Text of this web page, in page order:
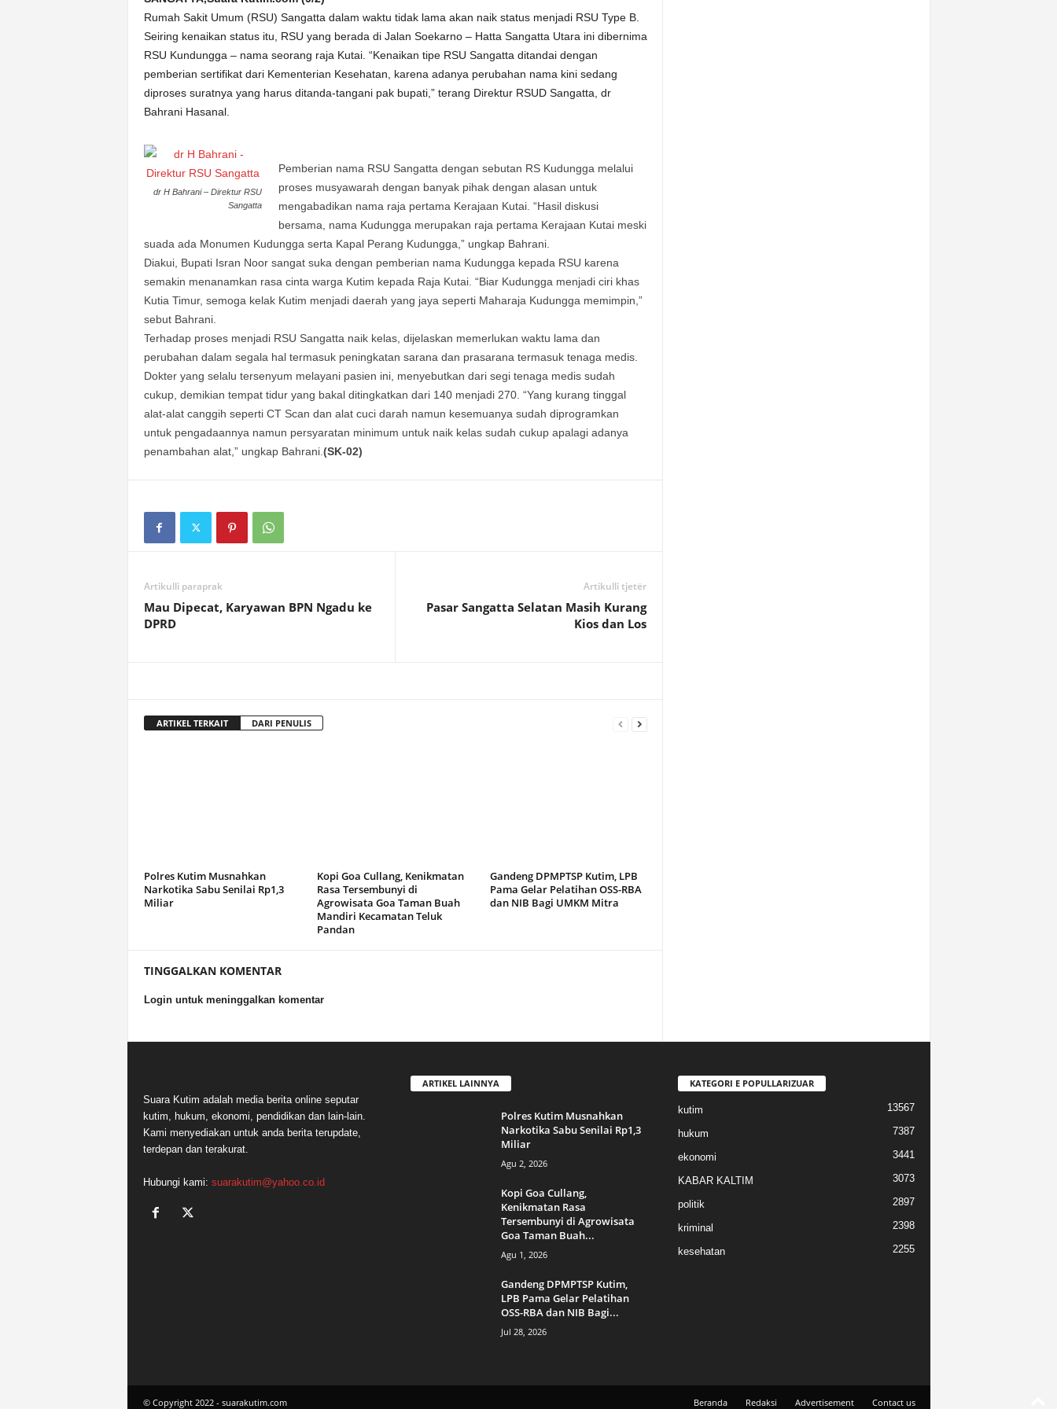
Rumah Sakit Umum (RSU) Sangatta dalam waktu tidak lama akan naik status menjadi RSU Type B.
Seiring kenaikan status itu, RSU yang berada di Jalan Soekarno – Hatta Sangatta Utara ini dibernima
RSU Kundungga – nama seorang raja Kutai. “Kenaikan tipe RSU Sangatta ditandai dengan
pemberian sertifikat dari Kementerian Kesehatan, karena adanya perubahan nama kini sedang
diproses suratnya yang harus ditanda-tangani pak bupati,” terang Direktur RSUD Sangatta, dr
Bahrani Hasanal.
dr H Bahrani – Direktur RSU
Sangatta
Pemberian nama RSU Sangatta dengan sebutan RS Kudungga melalui
proses musyawarah dengan banyak pihak dengan alasan untuk
mengabadikan nama raja pertama Kerajaan Kutai. “Hasil diskusi
bersama, nama Kudungga merupakan raja pertama Kerajaan Kutai meski
suada ada Monumen Kudungga serta Kapal Perang Kudungga,” ungkap Bahrani.
Diakui, Bupati Isran Noor sangat suka dengan pemberian nama Kudungga kepada RSU karena
semakin menanamkan rasa cinta warga Kutim kepada Raja Kutai. “Biar Kudungga menjadi ciri khas
Kutia Timur, semoga kelak Kutim menjadi daerah yang jaya seperti Maharaja Kudungga memimpin,”
sebut Bahrani.
Terhadap proses menjadi RSU Sangatta naik kelas, dijelaskan memerlukan waktu lama dan
perubahan dalam segala hal termasuk peningkatan sarana dan prasarana termasuk tenaga medis.
Dokter yang selalu tersenyum melayani pasien ini, menyebutkan dari segi tenaga medis sudah
cukup, demikian tempat tidur yang bakal ditingkatkan dari 140 menjadi 270. “Yang kurang tinggal
alat-alat canggih seperti CT Scan dan alat cuci darah namun kesemuanya sudah diprogramkan
untuk pengadaannya namun persyaratan minimum untuk naik kelas sudah cukup apalagi adanya
penambahan alat,” ungkap Bahrani. (SK-02)
Artikulli paraprak
Mau Dipecat, Karyawan BPN Ngadu ke
DPRD
Artikulli tjetër
Pasar Sangatta Selatan Masih Kurang
Kios dan Los
ARTIKEL TERKAIT DARI PENULIS
Polres Kutim Musnahkan
Narkotika Sabu Senilai Rp1,3
Miliar
Kopi Goa Cullang, Kenikmatan
Rasa Tersembunyi di
Agrowisata Goa Taman Buah
Mandiri Kecamatan Teluk
Pandan
Gandeng DPMPTSP Kutim, LPB
Pama Gelar Pelatihan OSS-RBA
dan NIB Bagi UMKM Mitra
TINGGALKAN KOMENTAR
Login untuk meninggalkan komentar
Suara Kutim adalah media berita online seputar
kutim, hukum, ekonomi, pendidikan dan lain-lain.
Kami menyediakan untuk anda berita terupdate,
terdepan dan terakurat.
Hubungi kami: suarakutim@yahoo.co.id
ARTIKEL LAINNYA
Polres Kutim Musnahkan
Narkotika Sabu Senilai Rp1,3
Miliar
Agu 2, 2026
Kopi Goa Cullang,
Kenikmatan Rasa
Tersembunyi di Agrowisata
Goa Taman Buah...
Agu 1, 2026
Gandeng DPMPTSP Kutim,
LPB Pama Gelar Pelatihan
OSS-RBA dan NIB Bagi...
Jul 28, 2026
KATEGORI E POPULLARIZUAR
kutim 13567
hukum 7387
ekonomi 3441
KABAR KALTIM 3073
politik 2897
kriminal 2398
kesehatan 2255
Beranda Redaksi Advertisement Contact us
© Copyright 2022 - suarakutim.com